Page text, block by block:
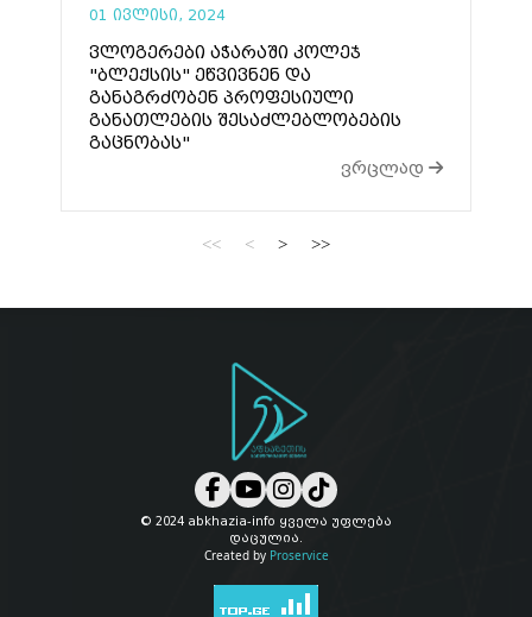
01 ივლისი, 2024
ვლოგერები აჭარაში კოლეჯ
"ბლექსის" ეწვივნენ და
განაგრძობენ პროფესიული
განათლების შესაძლებლობების
გაცნობას"
ვრცლად
<< < > >>
© 2024 abkhazia-info ყველა უფლება
დაცულია.
Created by Proservice